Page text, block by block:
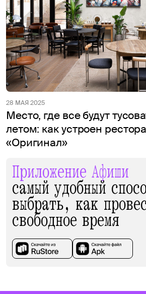
28 МАЯ 2025
Место, где все будут
летом: как устроен
«Оригинал»
Приложение Афиши
самый удобный
выбрать, как
свободное время